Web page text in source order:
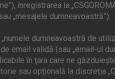
înregistrarea la
„mesajele dumneavoastră”).
dumneavoastră de
email validă (sau „email-ul
în ţara care ne
sau opţională la discreţia